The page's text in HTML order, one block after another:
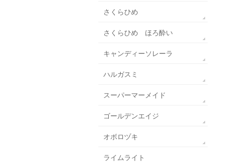
さくらひめ
さくらひめ ほろ酔い
キャンディーソレーラ
ハルガスミ
スーパーマーメイド
ゴールデンエイジ
オボロヅキ
ライムライト